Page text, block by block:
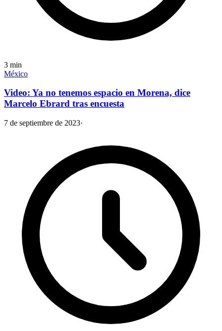
3 min
México
Video: Ya no tenemos espacio en Morena, dice
Marcelo Ebrard tras encuesta
7 de septiembre de 2023·